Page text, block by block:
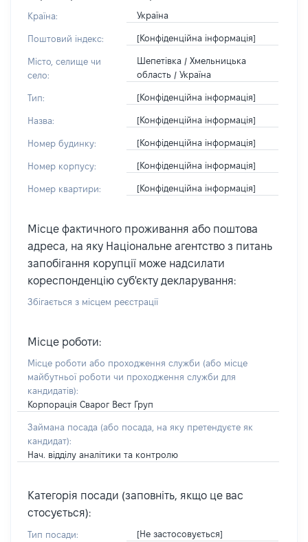
Країна: Україна
Поштовий індекс: [Конфіденційна інформація]
Місто, селище чи
село:
Шепетівка / Хмельницька
область / Україна
Тип: [Конфіденційна інформація]
Назва: [Конфіденційна інформація]
Номер будинку: [Конфіденційна інформація]
Номер корпусу: [Конфіденційна інформація]
Номер квартири: [Конфіденційна інформація]
Місце фактичного проживання або поштова
адреса, на яку Національне агентство з питань
запобігання корупції може надсилати
кореспонденцію суб'єкту декларування:
Збігається з місцем реєстрації
Місце роботи:
Місце роботи або проходження служби (або місце
майбутньої роботи чи проходження служби для
кандидатів):
Корпорація Сварог Вест Груп
Займана посада (або посада, на яку претендуєте як
кандидат):
Нач. відділу аналітики та контролю
Категорія посади (заповніть, якщо це вас
стосується):
Тип посади: [Не застосовується]